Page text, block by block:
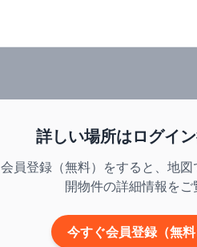
詳しい場所はログイ
会員登録（無料）をすると、地
開物件の詳細情報をご
今すぐ会員登録（無料